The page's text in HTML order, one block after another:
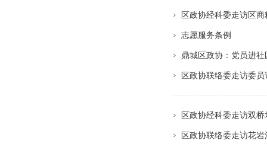
区政协经科委走访区
志愿服务条例
鼎城区政协：党员进
区政协联络委走访委员
区政协经科委走访双
区政协联络委走访花